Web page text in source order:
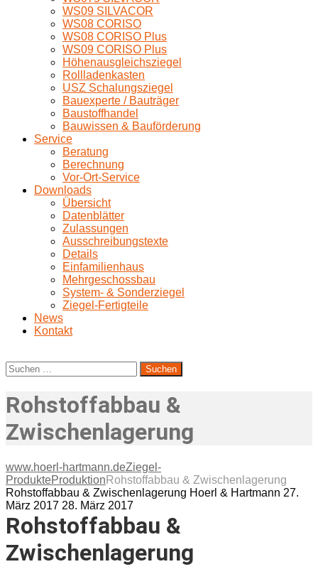
WS09 SILVACOR
WS08 CORISO
WS08 CORISO Plus
WS09 CORISO Plus
Höhenausgleichsziegel
Rollladenkasten
USZ Schalungsziegel
Bauexperte / Bauträger
Baustoffhandel
Bauwissen & Bauförderung
Service
Beratung
Berechnung
Vor-Ort-Service
Downloads
Übersicht
Datenblätter
Zulassungen
Ausschreibungstexte
Details
Einfamilienhaus
Mehrgeschossbau
System- & Sonderziegel
Ziegel-Fertigteile
News
Kontakt
Suchen
nach:
Rohstoffabbau &
Zwischenlagerung
www.hoerl-hartmann.deZiegel-
ProdukteProduktion Rohstoffabbau & Zwischenlagerung
Rohstoffabbau & Zwischenlagerung Hoerl & Hartmann 27.
März 2017 28. März 2017
Rohstoffabbau &
Zwischenlagerung